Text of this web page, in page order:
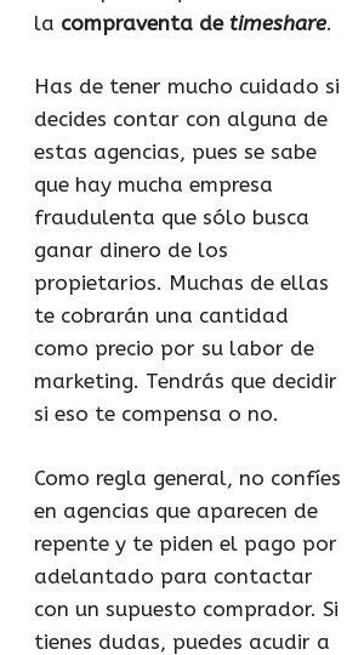
la compraventa de timeshare.
Has de tener mucho cuidado si
decides contar con alguna de
estas agencias, pues se sabe
que hay mucha empresa
fraudulenta que sólo busca
ganar dinero de los
propietarios. Muchas de ellas
te cobrarán una cantidad
como precio por su labor de
marketing. Tendrás que decidir
si eso te compensa o no.
Como regla general, no confíes
en agencias que aparecen de
repente y te piden el pago por
adelantado para contactar
con un supuesto comprador. Si
tienes dudas, puedes acudir a